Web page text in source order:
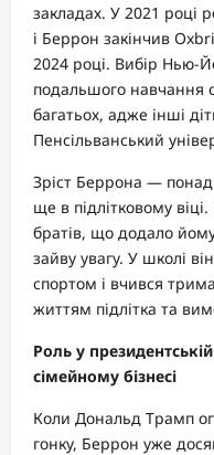
закладах. У 2021 році
і Беррон закінчив
2024 році. Вибір Нью-
подальшого навчання
багатьох, адже інші
Пенсільванський
Зріст Беррона —
ще в підлітковому
братів, що додало
зайву увагу. У школі
спортом і вчився
життям підлітка та
Роль у
сімейному бізнесі
Коли Дональд Трамп
гонку, Беррон уже